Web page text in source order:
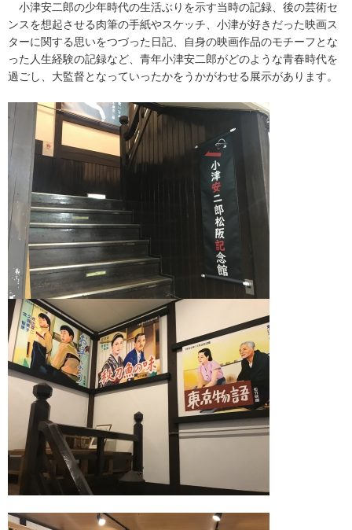
小津安二郎の少年時代の生活ぶりを示す当時の記録、後の芸術セ
ンスを想起させる肉筆の手紙やスケッチ、小津が好きだった映画ス
ターに関する思いをつづった日記、自身の映画作品のモチーフとな
った人生経験の記録など、青年小津安二郎がどのような青春時代を
過ごし、大監督となっていったかをうかがわせる展示があります。